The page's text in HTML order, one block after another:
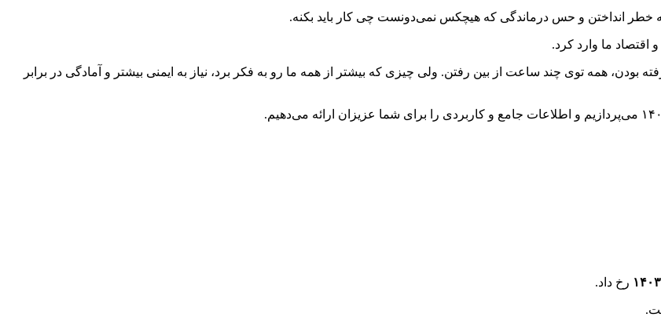
خطر انداختن و حس درماندگی که هیچکس نمی‌دونست چی کار باید بکنه.
اقتصاد ما وارد کرد.
همه توی چند ساعت از بین رفتن. ولی چیزی که بیشتر از همه ما رو به فکر برد، نیاز به ایمنی بیشتر و آمادگی در برابر
رخ داد.